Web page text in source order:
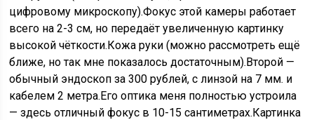
цифровому микроскопу).Фокус этой камеры работает
всего на 2-3 см, но передаёт увеличенную картинку
высокой чёткости.Кожа руки (можно рассмотреть ещё
ближе, но так мне показалось достаточным).Второй —
обычный эндоскоп за 300 рублей, с линзой на 7 мм. и
кабелем 2 метра.Его оптика меня полностью устроила
— здесь отличный фокус в 10-15 сантиметрах.Картинка